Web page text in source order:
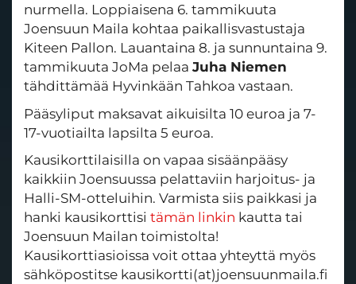
nurmella. Loppiaisena 6. tammikuuta
Joensuun Maila kohtaa paikallisvastustaja
Kiteen Pallon. Lauantaina 8. ja sunnuntaina 9.
tammikuuta JoMa pelaa Juha Niemen
tähdittämää Hyvinkään Tahkoa vastaan.
Pääsyliput maksavat aikuisilta 10 euroa ja 7-
17-vuotiailta lapsilta 5 euroa.
Kausikorttilaisilla on vapaa sisäänpääsy
kaikkiin Joensuussa pelattaviin harjoitus- ja
Halli-SM-otteluihin. Varmista siis paikkasi ja
hanki kausikorttisi tämän linkin kautta tai
Joensuun Mailan toimistolta!
Kausikorttiasioissa voit ottaa yhteyttä myös
sähköpostitse kausikortti(at)joensuunmaila.fi